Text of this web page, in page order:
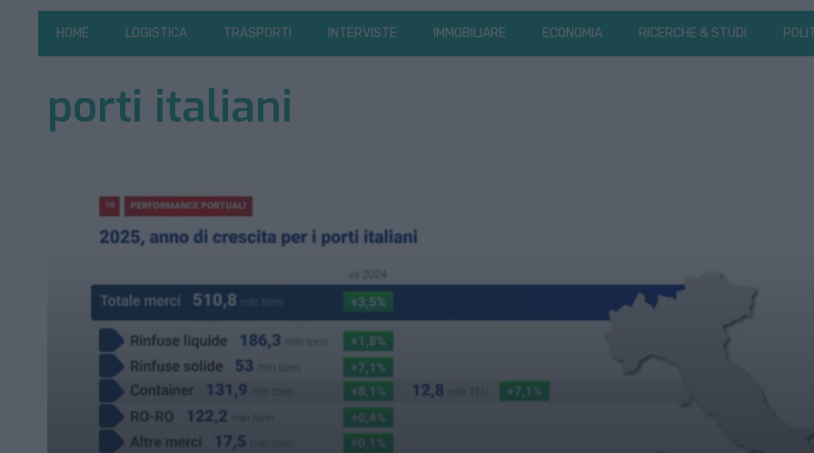
HOME LOGISTICA TRASPORTI INTERVISTE IMMOBILIARE ECONOMIA RICERCHE & STUDI
porti italiani